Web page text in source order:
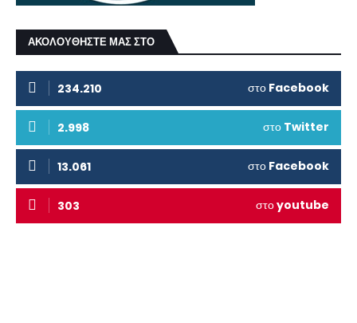
ΑΚΟΛΟΥΘΗΣΤΕ ΜΑΣ ΣΤΟ
234.210 στο Facebook
2.998 στο Twitter
13.061 στο Facebook
303 στοyoutube